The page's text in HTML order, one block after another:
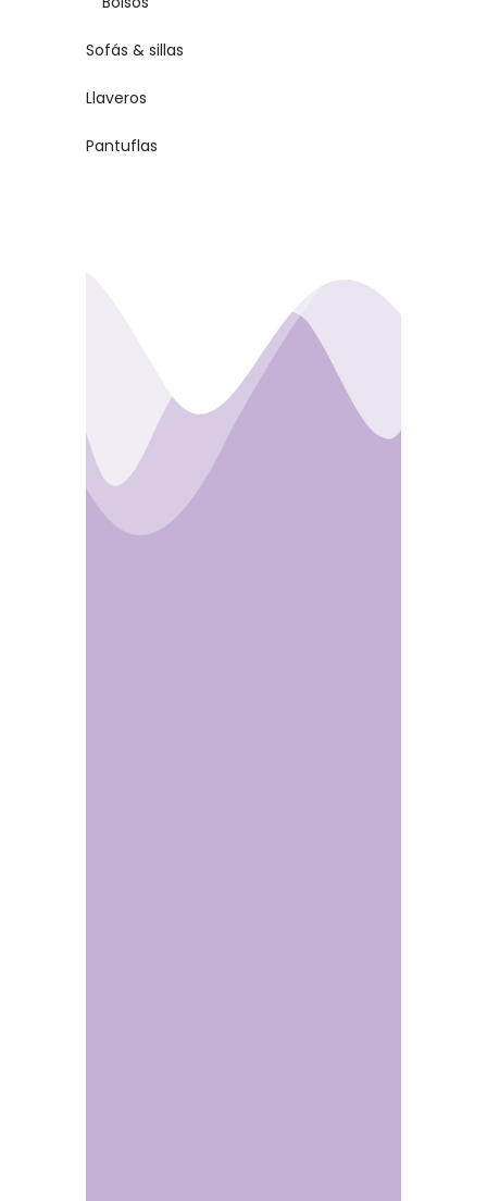
Sofás & sillas
Llaveros
Pantuflas